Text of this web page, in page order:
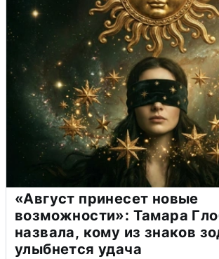
«Август принесет новые
возможности»: Тамара
назвала, кому из знаков
улыбнется удача